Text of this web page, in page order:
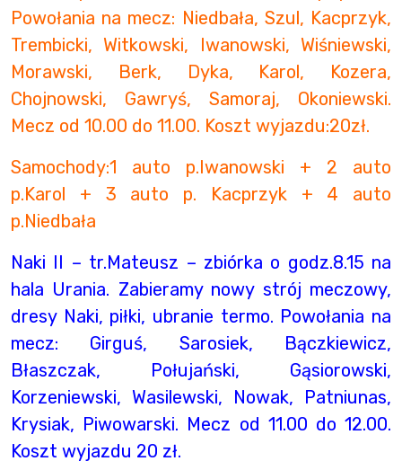
Powołania na mecz: Niedbała, Szul, Kacprzyk,
Trembicki, Witkowski, Iwanowski, Wiśniewski,
Morawski, Berk, Dyka, Karol, Kozera,
Chojnowski, Gawryś, Samoraj, Okoniewski.
Mecz od 10.00 do 11.00. Koszt wyjazdu:20zł.
Samochody:1 auto p.Iwanowski + 2 auto
p.Karol + 3 auto p. Kacprzyk + 4 auto
p.Niedbała
Naki II – tr.Mateusz – zbiórka o godz.8.15 na
hala Urania. Zabieramy nowy strój meczowy,
dresy Naki, piłki, ubranie termo. Powołania na
mecz: Girguś, Sarosiek, Bączkiewicz,
Błaszczak, Połujański, Gąsiorowski,
Korzeniewski, Wasilewski, Nowak, Patniunas,
Krysiak, Piwowarski. Mecz od 11.00 do 12.00.
Koszt wyjazdu 20 zł.